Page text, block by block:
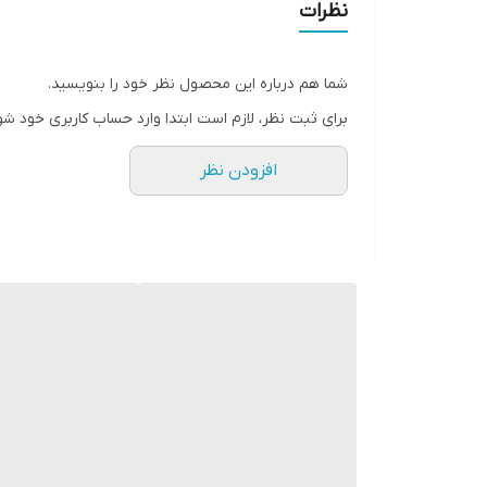
• رایحه شیرین، میوه ای، چوبی یا گرمی ملایم
نظرات
شما هم درباره این محصول نظر خود را بنویسید.
برای ثبت نظر، لازم است ابتدا وارد حساب کاربری خود
افزودن نظر